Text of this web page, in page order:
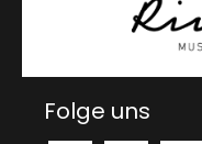
Folge uns